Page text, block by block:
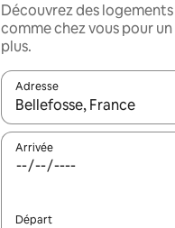
Découvrez des
comme chez vous pour
plus.
Adresse
Lorsque les résultats
Arrivée
Départ